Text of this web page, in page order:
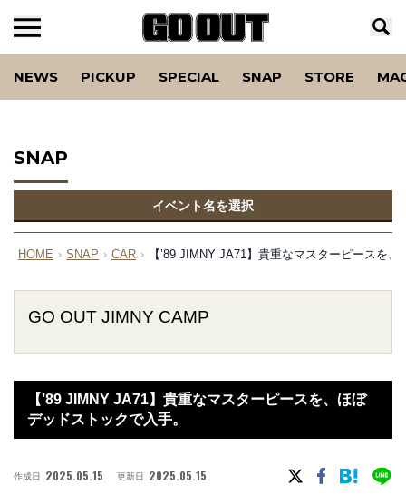
NEWS PICKUP SPECIAL SNAP STORE
SNAP
イベント名を選択
HOME › SNAP › CAR › 【’89 JIMNY JA71】貴重なマスターピースを
GO OUT JIMNY CAMP
【’89 JIMNY JA71】貴重なマスターピースを、ほぼ
デッドストックで入手。
作成日 2025.05.15 更新日 2025.05.15